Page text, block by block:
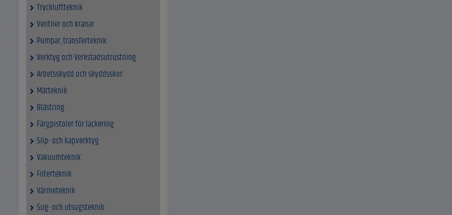
Tryckluftteknik
Ventiler och kranar
Pumpar, transferteknik
Verktyg och Verkstadsutrustning
Arbetsskydd och skyddsskor
Mätteknik
Blästring
Färgpistoler för lackering
Slip- och kapverktyg
Vakuumteknik
Filterteknik
Värmeteknik
Sug- och utsugsteknik